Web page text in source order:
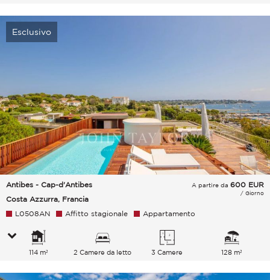
Esclusivo
Antibes - Cap-d'Antibes
Costa Azzurra, Francia
A partire da 600 EUR
/ Giorno
L0508AN Affitto stagionale Appartamento
114 m² 2 Camere da letto 3 Camere 128 m²